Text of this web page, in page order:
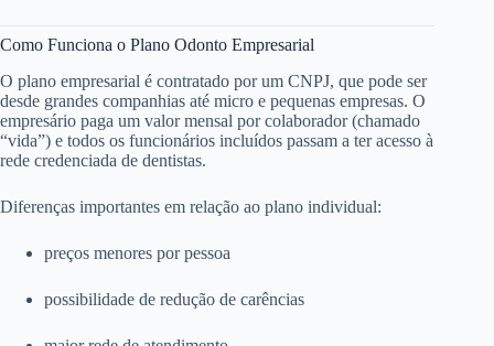
Como Funciona o Plano Odonto Empresarial
O plano empresarial é contratado por um CNPJ, que pode ser
desde grandes companhias até micro e pequenas empresas. O
empresário paga um valor mensal por colaborador (chamado
“vida”) e todos os funcionários incluídos passam a ter acesso à
rede credenciada de dentistas.
Diferenças importantes em relação ao plano individual:
preços menores por pessoa
possibilidade de redução de carências